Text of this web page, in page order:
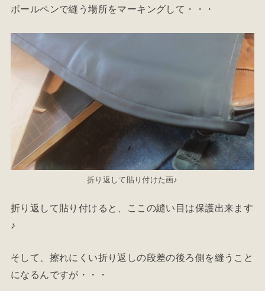
ボールペンで縫う場所をマーキングして・・・
折り返して貼り付けた画♪
折り返して貼り付けると、ここの縫い目は保護出来ます
♪
そして、擦れにくい折り返しの段差の後ろ側を縫うこと
になるんですが・・・